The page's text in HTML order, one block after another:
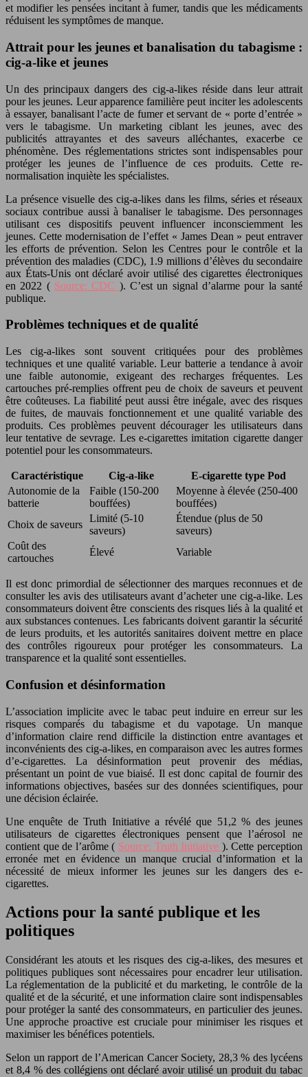
et modifier les pensées incitant à fumer, tandis que les médicaments
réduisent les symptômes de manque.
Attrait pour les jeunes et banalisation du tabagisme :
cig-a-like et jeunes
Un des principaux dangers des cig-a-likes réside dans leur attrait
pour les jeunes. Leur apparence familière peut inciter les adolescents
à essayer, banalisant l’acte de fumer et servant de « porte d’entrée »
vers le tabagisme. Un marketing ciblant les jeunes, avec des
publicités attrayantes et des saveurs alléchantes, exacerbe ce
phénomène. Des réglementations strictes sont indispensables pour
protéger les jeunes de l’influence de ces produits. Cette re-
normalisation inquiète les spécialistes.
La présence visuelle des cig-a-likes dans les films, séries et réseaux
sociaux contribue aussi à banaliser le tabagisme. Des personnages
utilisant ces dispositifs peuvent influencer inconsciemment les
jeunes. Cette modernisation de l’effet « James Dean » peut entraver
les efforts de prévention. Selon les Centres pour le contrôle et la
prévention des maladies (CDC), 1.9 millions d’élèves du secondaire
aux États-Unis ont déclaré avoir utilisé des cigarettes électroniques
en 2022 ( Source: CDC ). C’est un signal d’alarme pour la santé
publique.
Problèmes techniques et de qualité
Les cig-a-likes sont souvent critiquées pour des problèmes
techniques et une qualité variable. Leur batterie a tendance à avoir
une faible autonomie, exigeant des recharges fréquentes. Les
cartouches pré-remplies offrent peu de choix de saveurs et peuvent
être coûteuses. La fiabilité peut aussi être inégale, avec des risques
de fuites, de mauvais fonctionnement et une qualité variable des
produits. Ces problèmes peuvent décourager les utilisateurs dans
leur tentative de sevrage. Les e-cigarettes imitation cigarette danger
potentiel pour les consommateurs.
Caractéristique Cig-a-like
E-cigarette type Pod
Autonomie de la
batterie
Faible (150-200
bouffées)
Moyenne à élevée (250-400
bouffées)
Choix de saveurs
Limité (5-10
saveurs)
Étendue (plus de 50
saveurs)
Coût des
cartouches
Élevé Variable
Il est donc primordial de sélectionner des marques reconnues et de
consulter les avis des utilisateurs avant d’acheter une cig-a-like. Les
consommateurs doivent être conscients des risques liés à la qualité et
aux substances contenues. Les fabricants doivent garantir la sécurité
de leurs produits, et les autorités sanitaires doivent mettre en place
des contrôles rigoureux pour protéger les consommateurs. La
transparence et la qualité sont essentielles.
Confusion et désinformation
L’association implicite avec le tabac peut induire en erreur sur les
risques comparés du tabagisme et du vapotage. Un manque
d’information claire rend difficile la distinction entre avantages et
inconvénients des cig-a-likes, en comparaison avec les autres formes
d’e-cigarettes. La désinformation peut provenir des médias,
présentant un point de vue biaisé. Il est donc capital de fournir des
informations objectives, basées sur des données scientifiques, pour
une décision éclairée.
Une enquête de Truth Initiative a révélé que 51,2 % des jeunes
utilisateurs de cigarettes électroniques pensent que l’aérosol ne
contient que de l’arôme ( Source: Truth Initiative ). Cette perception
erronée met en évidence un manque crucial d’information et la
nécessité de mieux informer les jeunes sur les dangers des e-
cigarettes.
Actions pour la santé publique et les
politiques
Considérant les atouts et les risques des cig-a-likes, des mesures et
politiques publiques sont nécessaires pour encadrer leur utilisation.
La réglementation de la publicité et du marketing, le contrôle de la
qualité et de la sécurité, et une information claire sont indispensables
pour protéger la santé des consommateurs, en particulier des jeunes.
Une approche proactive est cruciale pour minimiser les risques et
maximiser les bénéfices potentiels.
Selon un rapport de l’American Cancer Society, 28,3 % des lycéens
et 8,4 % des collégiens ont déclaré avoir utilisé un produit du tabac